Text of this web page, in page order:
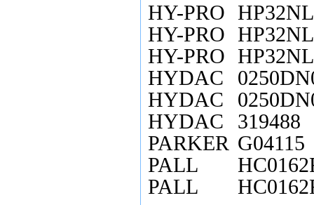
HY-PRO
HY-PRO
HY-PRO
HYDAC
HYDAC
HYDAC
319488
PARKER G04115
PALL
PALL